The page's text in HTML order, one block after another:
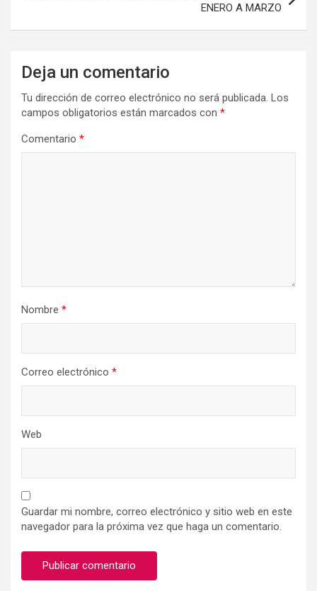
ENERO A MARZO
Deja un comentario
Tu dirección de correo electrónico no será publicada. Los
campos obligatorios están marcados con *
Comentario *
Nombre *
Correo electrónico *
Web
Guardar mi nombre, correo electrónico y sitio web en este
navegador para la próxima vez que haga un comentario.